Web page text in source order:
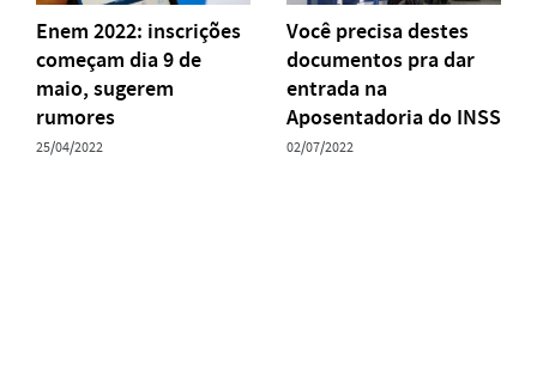
Enem 2022: inscrições
começam dia 9 de
maio, sugerem
rumores
25/04/2022
Você precisa destes
documentos pra dar
entrada na
Aposentadoria do INSS
02/07/2022